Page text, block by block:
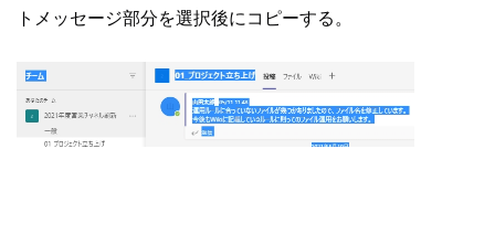
トメッセージ部分を選択後にコピーする。